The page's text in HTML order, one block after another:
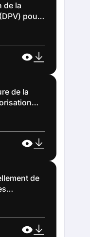
de la
pour
de la
de
de